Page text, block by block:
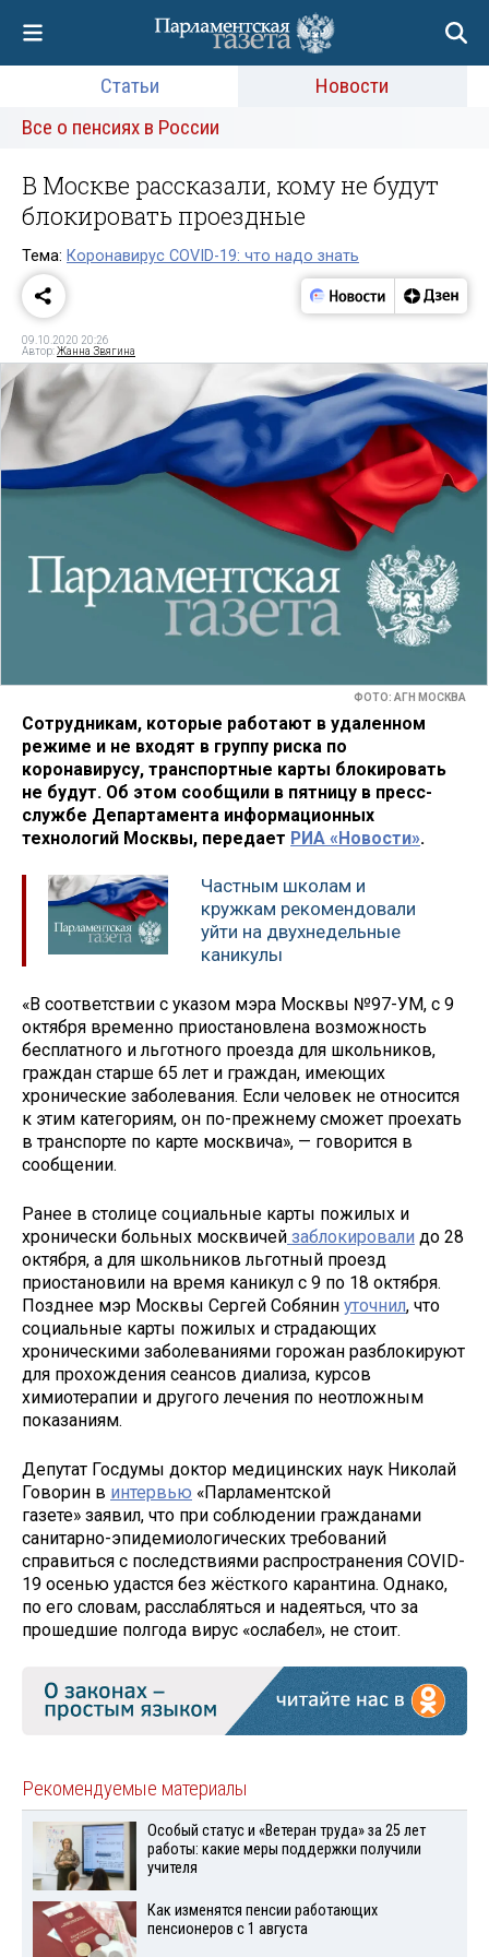
Статьи
Новости
Все о пенсиях в России
В Москве рассказали, кому не будут
блокировать проездные
Тема: Коронавирус COVID-19: что надо знать
09.10.2020 20:26
Автор:Жанна Звягина
ФОТО: АГН МОСКВА
Сотрудникам, которые работают в удаленном
режиме и не входят в группу риска по
коронавирусу, транспортные карты блокировать
не будут. Об этом сообщили в пятницу в пресс-
службе Департамента информационных
технологий Москвы, передает РИА «Новости».
Частным школам и
кружкам рекомендовали
уйти на двухнедельные
каникулы
«В соответствии с указом мэра Москвы №97-УМ, с 9
октября временно приостановлена возможность
бесплатного и льготного проезда для школьников,
граждан старше 65 лет и граждан, имеющих
хронические заболевания. Если человек не относится
к этим категориям, он по-прежнему сможет проехать
в транспорте по карте москвича», — говорится в
сообщении.
Ранее в столице социальные карты пожилых и
хронически больных москвичей заблокировали до 28
октября, а для школьников льготный проезд
приостановили на время каникул с 9 по 18 октября.
Позднее мэр Москвы Сергей Собянин уточнил, что
социальные карты пожилых и страдающих
хроническими заболеваниями горожан разблокируют
для прохождения сеансов диализа, курсов
химиотерапии и другого лечения по неотложным
показаниям.
Депутат Госдумы доктор медицинских наук Николай
Говорин в интервью «Парламентской
газете» заявил, что при соблюдении гражданами
санитарно-эпидемиологических требований
справиться с последствиями распространения COVID-
19 осенью удастся без жёсткого карантина. Однако,
по его словам, расслабляться и надеяться, что за
прошедшие полгода вирус «ослабел», не стоит.
Рекомендуемые материалы
Особый статус и «Ветеран труда» за 25 лет
работы: какие меры поддержки получили
учителя
Как изменятся пенсии работающих
пенсионеров с 1 августа